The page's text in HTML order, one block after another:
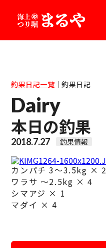
釣果日記一覧｜釣果日記
Dairy
本日の釣果
2018.7.27 釣果情報
カンパチ 3～3.5kg × 2
ワラサ ～2.5kg × 4
シマアジ × 1
マダイ × 4